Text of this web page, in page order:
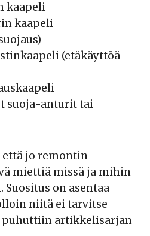
kaapeli
kaapeli
(etäkäyttöä
suoja-anturit tai
että jo remontin
miettiä missä ja mihin
Suositus on asentaa
niitä ei tarvitse
puhuttiin artikkelisarjan